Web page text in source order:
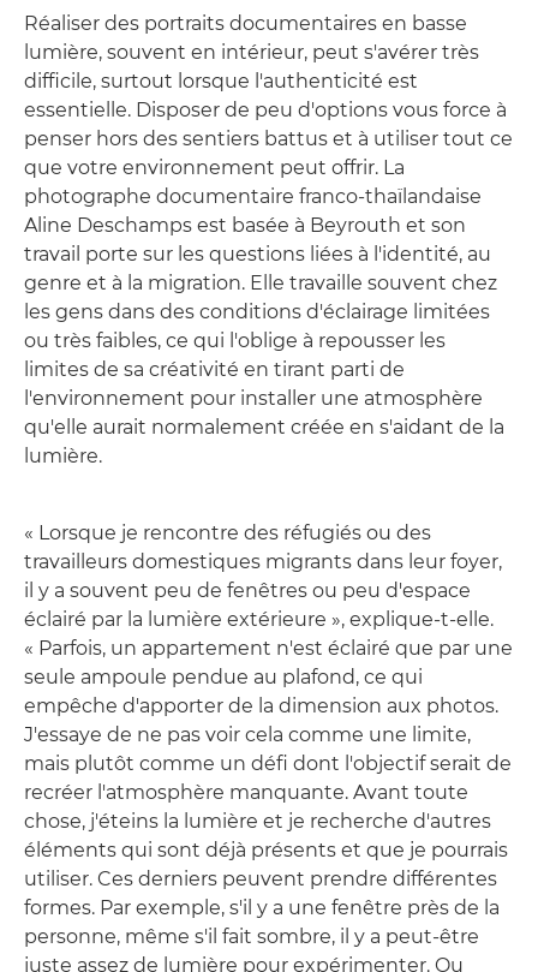
Réaliser des portraits documentaires en basse
lumière, souvent en intérieur, peut s'avérer très
difficile, surtout lorsque l'authenticité est
essentielle. Disposer de peu d'options vous force à
penser hors des sentiers battus et à utiliser tout ce
que votre environnement peut offrir. La
photographe documentaire franco-thaïlandaise
Aline Deschamps est basée à Beyrouth et son
travail porte sur les questions liées à l'identité, au
genre et à la migration. Elle travaille souvent chez
les gens dans des conditions d'éclairage limitées
ou très faibles, ce qui l'oblige à repousser les
limites de sa créativité en tirant parti de
l'environnement pour installer une atmosphère
qu'elle aurait normalement créée en s'aidant de la
lumière.
« Lorsque je rencontre des réfugiés ou des
travailleurs domestiques migrants dans leur foyer,
il y a souvent peu de fenêtres ou peu d'espace
éclairé par la lumière extérieure », explique-t-elle.
« Parfois, un appartement n'est éclairé que par une
seule ampoule pendue au plafond, ce qui
empêche d'apporter de la dimension aux photos.
J'essaye de ne pas voir cela comme une limite,
mais plutôt comme un défi dont l'objectif serait de
recréer l'atmosphère manquante. Avant toute
chose, j'éteins la lumière et je recherche d'autres
éléments qui sont déjà présents et que je pourrais
utiliser. Ces derniers peuvent prendre différentes
formes. Par exemple, s'il y a une fenêtre près de la
personne, même s'il fait sombre, il y a peut-être
juste assez de lumière pour expérimenter. Ou